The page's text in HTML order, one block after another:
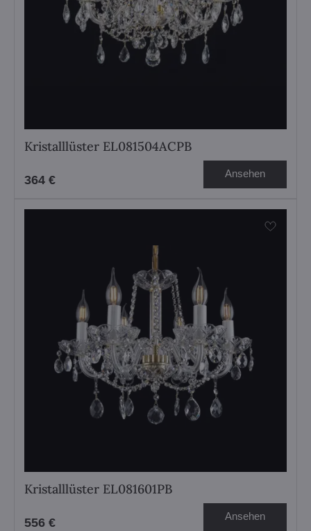
Kristalllüster EL081504ACPB
364 € Ansehen
Kristalllüster EL081601PB
556 € Ansehen